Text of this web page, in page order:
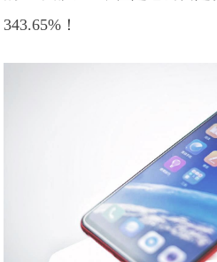
343.65%！